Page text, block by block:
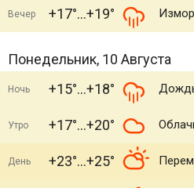
Вечер +17° +19°
Понедельник, 10 Августа
Ночь +15° +18°
Утро +17° +20°
День +23° +25°